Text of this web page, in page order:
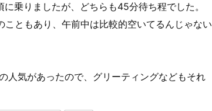
乗りましたが、どちらも45分待ち程でした。
ともあり、午前中は比較的空いてるんじゃない
人気があったので、グリーティングなどもそれ